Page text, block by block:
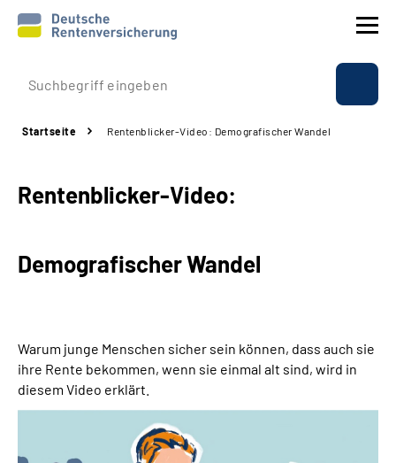
Prävention
Rente
Über uns & Presse
Online-Services
Startseite Rentenblicker-Video: Demografischer Wandel
Rentenblicker-Video:
Demografischer Wandel
Warum junge Menschen sicher sein können, dass auch sie
ihre Rente bekommen, wenn sie einmal alt sind, wird in
diesem Video erklärt.